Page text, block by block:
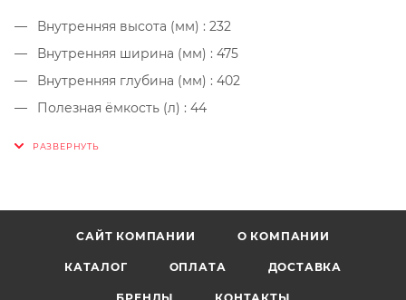
Внутренняя высота (мм) : 232
Внутренняя ширина (мм) : 475
Внутренняя глубина (мм) : 402
Полезная ёмкость (л) : 44
САЙТ КОМПАНИИ О КОМПАНИИ
КАТАЛОГ ОПЛАТА ДОСТАВКА